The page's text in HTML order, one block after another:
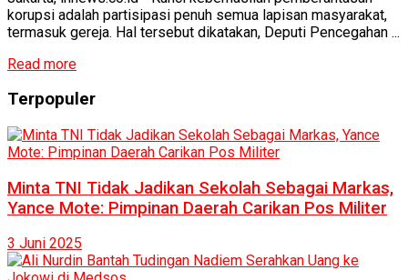
korupsi adalah partisipasi penuh semua lapisan masyarakat,
termasuk gereja. Hal tersebut dikatakan, Deputi Pencegahan ...
Read more
Terpopuler
Minta TNI Tidak Jadikan Sekolah Sebagai Markas,
Yance Mote: Pimpinan Daerah Carikan Pos Militer
3 Juni 2025